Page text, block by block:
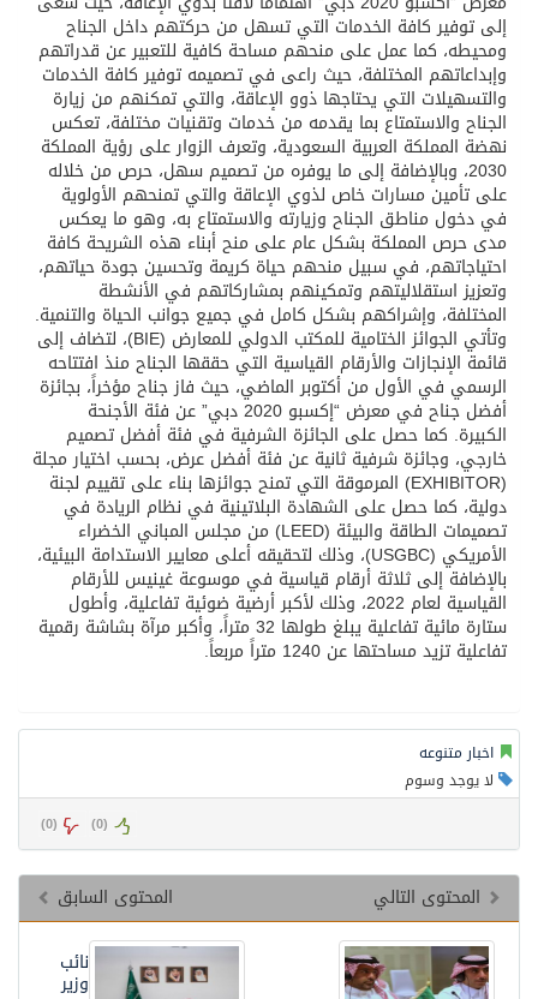
إلى توفير كافة الخدمات التي تسهل من حركتهم داخل الجناح
ومحيطه، كما عمل على منحهم مساحة كافية للتعبير عن قدراتهم
وإبداعاتهم المختلفة، حيث راعى في تصميمه توفير كافة الخدمات
والتسهيلات التي يحتاجها ذوو الإعاقة، والتي تمكنهم من زيارة
الجناح والاستمتاع بما يقدمه من خدمات وتقنيات مختلفة، تعكس
نهضة المملكة العربية السعودية، وتعرف الزوار على رؤية المملكة
2030، وبالإضافة إلى ما يوفره من تصميم سهل، حرص من خلاله
على تأمين مسارات خاص لذوي الإعاقة والتي تمنحهم الأولوية
في دخول مناطق الجناح وزيارته والاستمتاع به، وهو ما يعكس
مدى حرص المملكة بشكل عام على منح أبناء هذه الشريحة كافة
احتياجاتهم، في سبيل منحهم حياة كريمة وتحسين جودة حياتهم،
وتعزيز استقلاليتهم وتمكينهم بمشاركاتهم في الأنشطة
المختلفة، وإشراكهم بشكل كامل في جميع جوانب الحياة والتنمية.
وتأتي الجوائز الختامية للمكتب الدولي للمعارض (BIE)، لتضاف إلى
قائمة الإنجازات والأرقام القياسية التي حققها الجناح منذ افتتاحه
الرسمي في الأول من أكتوبر الماضي، حيث فاز جناح مؤخراً، بجائزة
أفضل جناح في معرض “إكسبو 2020 دبي” عن فئة الأجنحة
الكبيرة. كما حصل على الجائزة الشرفية في فئة أفضل تصميم
خارجي، وجائزة شرفية ثانية عن فئة أفضل عرض، بحسب اختيار مجلة
(EXHIBITOR) المرموقة التي تمنح جوائزها بناء على تقييم لجنة
دولية، كما حصل على الشهادة البلاتينية في نظام الريادة في
تصميمات الطاقة والبيئة (LEED) من مجلس المباني الخضراء
الأمريكي (USGBC)، وذلك لتحقيقه أعلى معايير الاستدامة البيئية،
بالإضافة إلى ثلاثة أرقام قياسية في موسوعة غينيس للأرقام
القياسية لعام 2022، وذلك لأكبر أرضية ضوئية تفاعلية، وأطول
ستارة مائية تفاعلية يبلغ طولها 32 متراً، وأكبر مرآة بشاشة رقمية
تفاعلية تزيد مساحتها عن 1240 متراً مربعاً.
اخبار متنوعه
لا يوجد وسوم
(
0
) (
0
)
المحتوى السابق
المحتوى التالي
نائب
وزير